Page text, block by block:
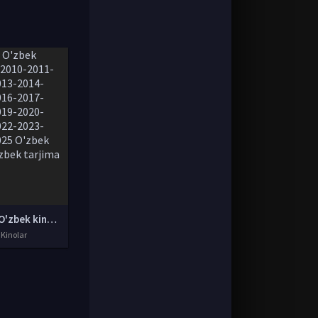
Yangi O'zbek kinolar 2010-2011-2012-2013-2014-2015-2016-2017-2018-2019-2020-2021-2022-2023-2024-2025 O'zbek tilida Uzbek tarjima Full HD